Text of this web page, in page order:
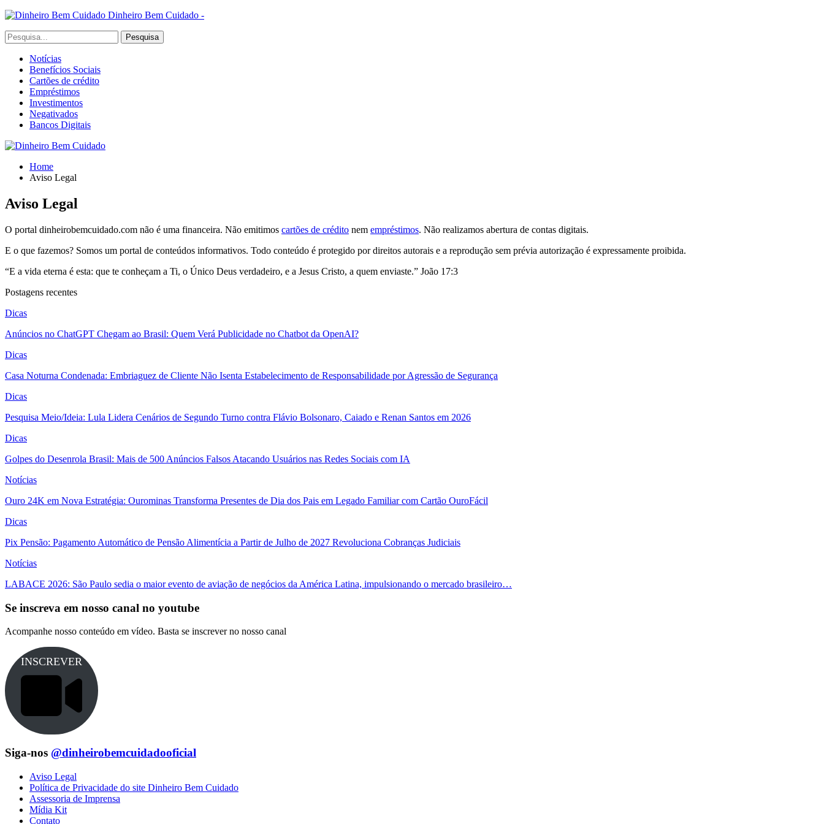
Dinheiro Bem Cuidado -
Notícias
Benefícios Sociais
Cartões de crédito
Empréstimos
Investimentos
Negativados
Bancos Digitais
Home
Aviso Legal
Aviso Legal
O portal dinheirobemcuidado.com não é uma financeira. Não emitimos cartões de crédito nem empréstimos. Não realizamos abertura de contas digitais.
E o que fazemos? Somos um portal de conteúdos informativos. Todo conteúdo é protegido por direitos autorais e a reprodução sem prévia autorização é expressamente proibida.
“E a vida eterna é esta: que te conheçam a Ti, o Único Deus verdadeiro, e a Jesus Cristo, a quem enviaste.” João 17:3
Postagens recentes
Dicas
Anúncios no ChatGPT Chegam ao Brasil: Quem Verá Publicidade no Chatbot da OpenAI?
Dicas
Casa Noturna Condenada: Embriaguez de Cliente Não Isenta Estabelecimento de Responsabilidade por Agressão de Segurança
Dicas
Pesquisa Meio/Ideia: Lula Lidera Cenários de Segundo Turno contra Flávio Bolsonaro, Caiado e Renan Santos em 2026
Dicas
Golpes do Desenrola Brasil: Mais de 500 Anúncios Falsos Atacando Usuários nas Redes Sociais com IA
Notícias
Ouro 24K em Nova Estratégia: Ourominas Transforma Presentes de Dia dos Pais em Legado Familiar com Cartão OuroFácil
Dicas
Pix Pensão: Pagamento Automático de Pensão Alimentícia a Partir de Julho de 2027 Revoluciona Cobranças Judiciais
Notícias
LABACE 2026: São Paulo sedia o maior evento de aviação de negócios da América Latina, impulsionando o mercado brasileiro…
Se inscreva em nosso canal no youtube
Acompanhe nosso conteúdo em vídeo. Basta se inscrever no nosso canal
INSCREVER
Siga-nos @dinheirobemcuidadooficial
Aviso Legal
Política de Privacidade do site Dinheiro Bem Cuidado
Assessoria de Imprensa
Mídia Kit
Contato